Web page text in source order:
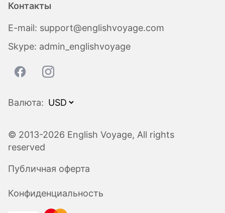
Контакты
E-mail: support@englishvoyage.com
Skype: admin_englishvoyage
Валюта:
© 2013-2026 English Voyage, All rights
reserved
Публичная оферта
Конфиденциальность